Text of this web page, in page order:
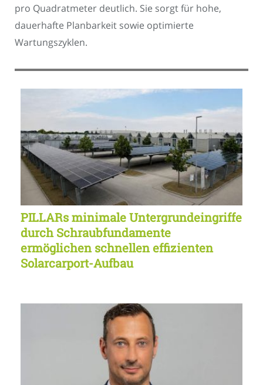
pro Quadratmeter deutlich. Sie sorgt für hohe,
dauerhafte Planbarkeit sowie optimierte
Wartungszyklen.
PILLARs minimale Untergrundeingriffe
durch Schraubfundamente
ermöglichen schnellen effizienten
Solarcarport-Aufbau